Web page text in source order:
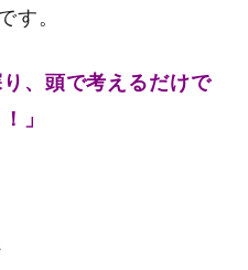
。
、頭で考えるだけで
」